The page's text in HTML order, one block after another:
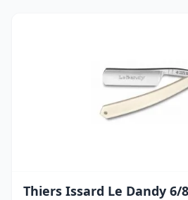
Thiers Issard Le Dandy